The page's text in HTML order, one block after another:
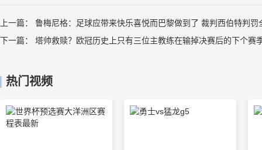
上一篇： 鲁梅尼格：足球应带来快乐喜悦而巴黎做到了 裁判西伯特判罚
下一篇： 塔帅救赎？欧冠历史上只有三位主教练在输掉决赛后的下个赛
热门视频